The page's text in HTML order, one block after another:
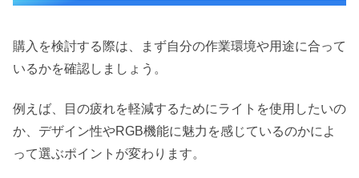
購入を検討する際は、まず自分の作業環境や用途に合って
いるかを確認しましょう。
例えば、目の疲れを軽減するためにライトを使用したいの
か、デザイン性やRGB機能に魅力を感じているのかによ
って選ぶポイントが変わります。